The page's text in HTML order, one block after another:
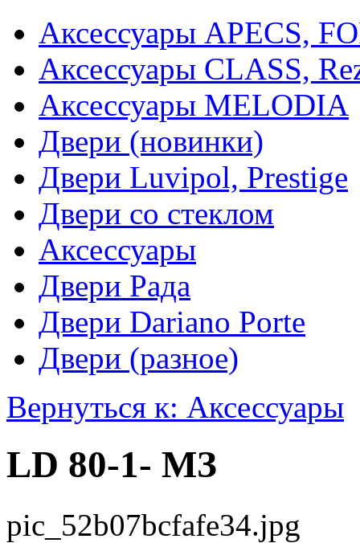
Аксессуары APECS,
Аксессуары CLASS,
Аксессуары MELODIA
Двери (новинки)
Двери Luvipol, Prestige
Двери со стеклом
Аксессуары
Двери Рада
Двери Dariano Porte
Двери (разное)
Вернуться к: Аксессуары
LD 80-1- МЗ
pic_52b07bcfafe34.jpg